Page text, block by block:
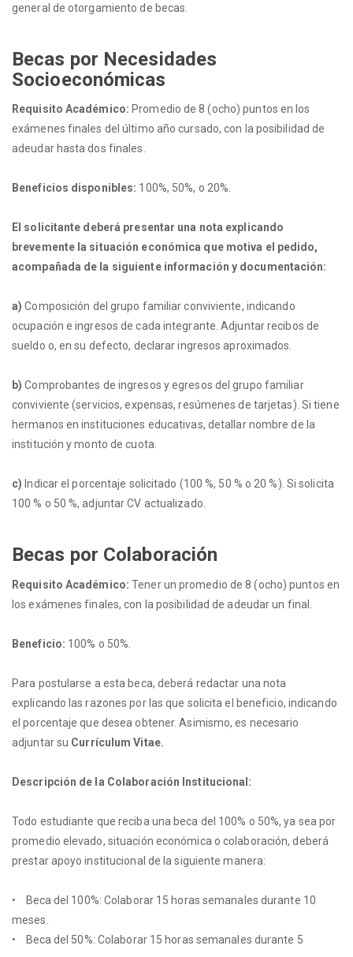
general de otorgamiento de becas.
Becas por Necesidades
Socioeconómicas
Requisito Académico: Promedio de 8 (ocho) puntos en los
exámenes finales del último año cursado, con la posibilidad de
adeudar hasta dos finales.
Beneficios disponibles: 100%, 50%, o 20%.
El solicitante deberá presentar una nota explicando
brevemente la situación económica que motiva el pedido,
acompañada de la siguiente información y documentación:
a) Composición del grupo familiar conviviente, indicando
ocupación e ingresos de cada integrante. Adjuntar recibos de
sueldo o, en su defecto, declarar ingresos aproximados.
b) Comprobantes de ingresos y egresos del grupo familiar
conviviente (servicios, expensas, resúmenes de tarjetas). Si tiene
hermanos en instituciones educativas, detallar nombre de la
institución y monto de cuota.
c) Indicar el porcentaje solicitado (100 %, 50 % o 20 %). Si solicita
100 % o 50 %, adjuntar CV actualizado.
Becas por Colaboración
Requisito Académico: Tener un promedio de 8 (ocho) puntos en
los exámenes finales, con la posibilidad de adeudar un final.
Beneficio: 100% o 50%.
Para postularse a esta beca, deberá redactar una nota
explicando las razones por las que solicita el beneficio, indicando
el porcentaje que desea obtener. Asimismo, es necesario
adjuntar su Currículum Vitae.
Descripción de la Colaboración Institucional:
Todo estudiante que reciba una beca del 100% o 50%, ya sea por
promedio elevado, situación económica o colaboración, deberá
prestar apoyo institucional de la siguiente manera:
• Beca del 100%: Colaborar 15 horas semanales durante 10
meses.
• Beca del 50%: Colaborar 15 horas semanales durante 5